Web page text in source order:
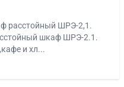
расстойный ШРЭ-2,1.
шкаф ШРЭ-2.1.
и хл...